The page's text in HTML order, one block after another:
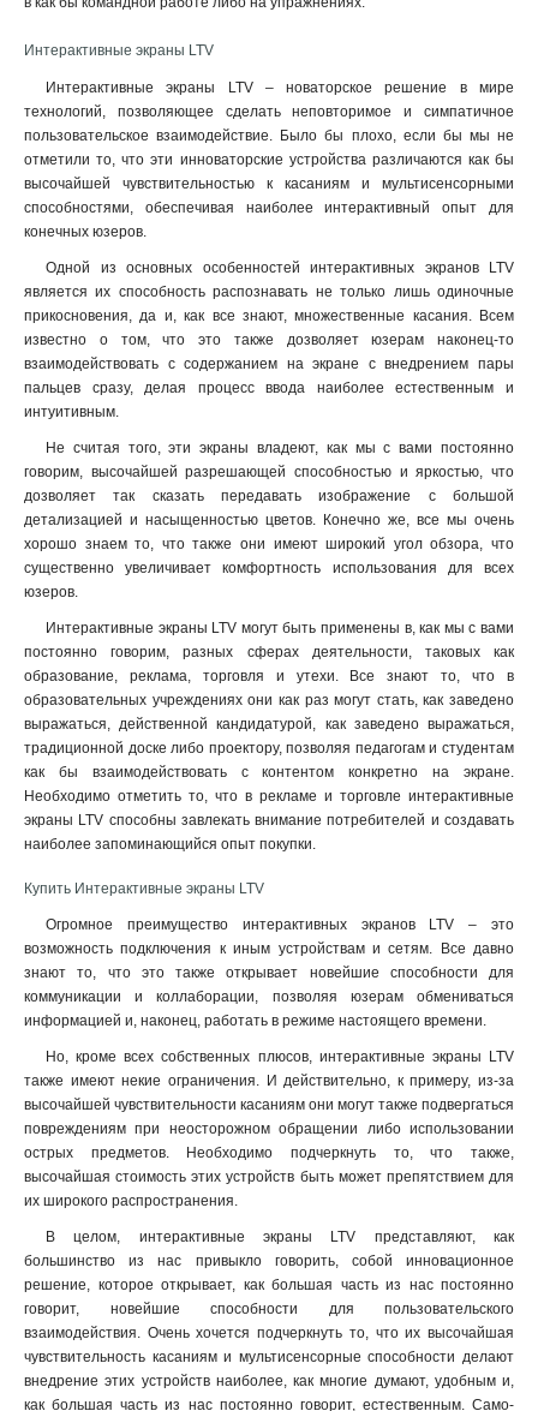
Интерактивные экраны LTV
Интерактивные экраны LTV – новаторское решение в мире
технологий, позволяющее сделать неповторимое и симпатичное
пользовательское взаимодействие. Было бы плохо, если бы мы не
отметили то, что эти инноваторские устройства различаются как бы
высочайшей чувствительностью к касаниям и мультисенсорными
способностями, обеспечивая наиболее интерактивный опыт для
конечных юзеров.
Одной из основных особенностей интерактивных экранов LTV
является их способность распознавать не только лишь одиночные
прикосновения, да и, как все знают, множественные касания. Всем
известно о том, что это также дозволяет юзерам наконец-то
взаимодействовать с содержанием на экране с внедрением пары
пальцев сразу, делая процесс ввода наиболее естественным и
интуитивным.
Не считая того, эти экраны владеют, как мы с вами постоянно
говорим, высочайшей разрешающей способностью и яркостью, что
дозволяет так сказать передавать изображение с большой
детализацией и насыщенностью цветов. Конечно же, все мы очень
хорошо знаем то, что также они имеют широкий угол обзора, что
существенно увеличивает комфортность использования для всех
юзеров.
Интерактивные экраны LTV могут быть применены в, как мы с вами
постоянно говорим, разных сферах деятельности, таковых как
образование, реклама, торговля и утехи. Все знают то, что в
образовательных учреждениях они как раз могут стать, как заведено
выражаться, действенной кандидатурой, как заведено выражаться,
традиционной доске либо проектору, позволяя педагогам и студентам
как бы взаимодействовать с контентом конкретно на экране.
Необходимо отметить то, что в рекламе и торговле интерактивные
экраны LTV способны завлекать внимание потребителей и создавать
наиболее запоминающийся опыт покупки.
Купить Интерактивные экраны LTV
Огромное преимущество интерактивных экранов LTV – это
возможность подключения к иным устройствам и сетям. Все давно
знают то, что это также открывает новейшие способности для
коммуникации и коллаборации, позволяя юзерам обмениваться
информацией и, наконец, работать в режиме настоящего времени.
Но, кроме всех собственных плюсов, интерактивные экраны LTV
также имеют некие ограничения. И действительно, к примеру, из-за
высочайшей чувствительности касаниям они могут также подвергаться
повреждениям при неосторожном обращении либо использовании
острых предметов. Необходимо подчеркнуть то, что также,
высочайшая стоимость этих устройств быть может препятствием для
их широкого распространения.
В целом, интерактивные экраны LTV представляют, как
большинство из нас привыкло говорить, собой инновационное
решение, которое открывает, как большая часть из нас постоянно
говорит, новейшие способности для пользовательского
взаимодействия. Очень хочется подчеркнуть то, что их высочайшая
чувствительность касаниям и мультисенсорные способности делают
внедрение этих устройств наиболее, как многие думают, удобным и,
как большая часть из нас постоянно говорит, естественным. Само-